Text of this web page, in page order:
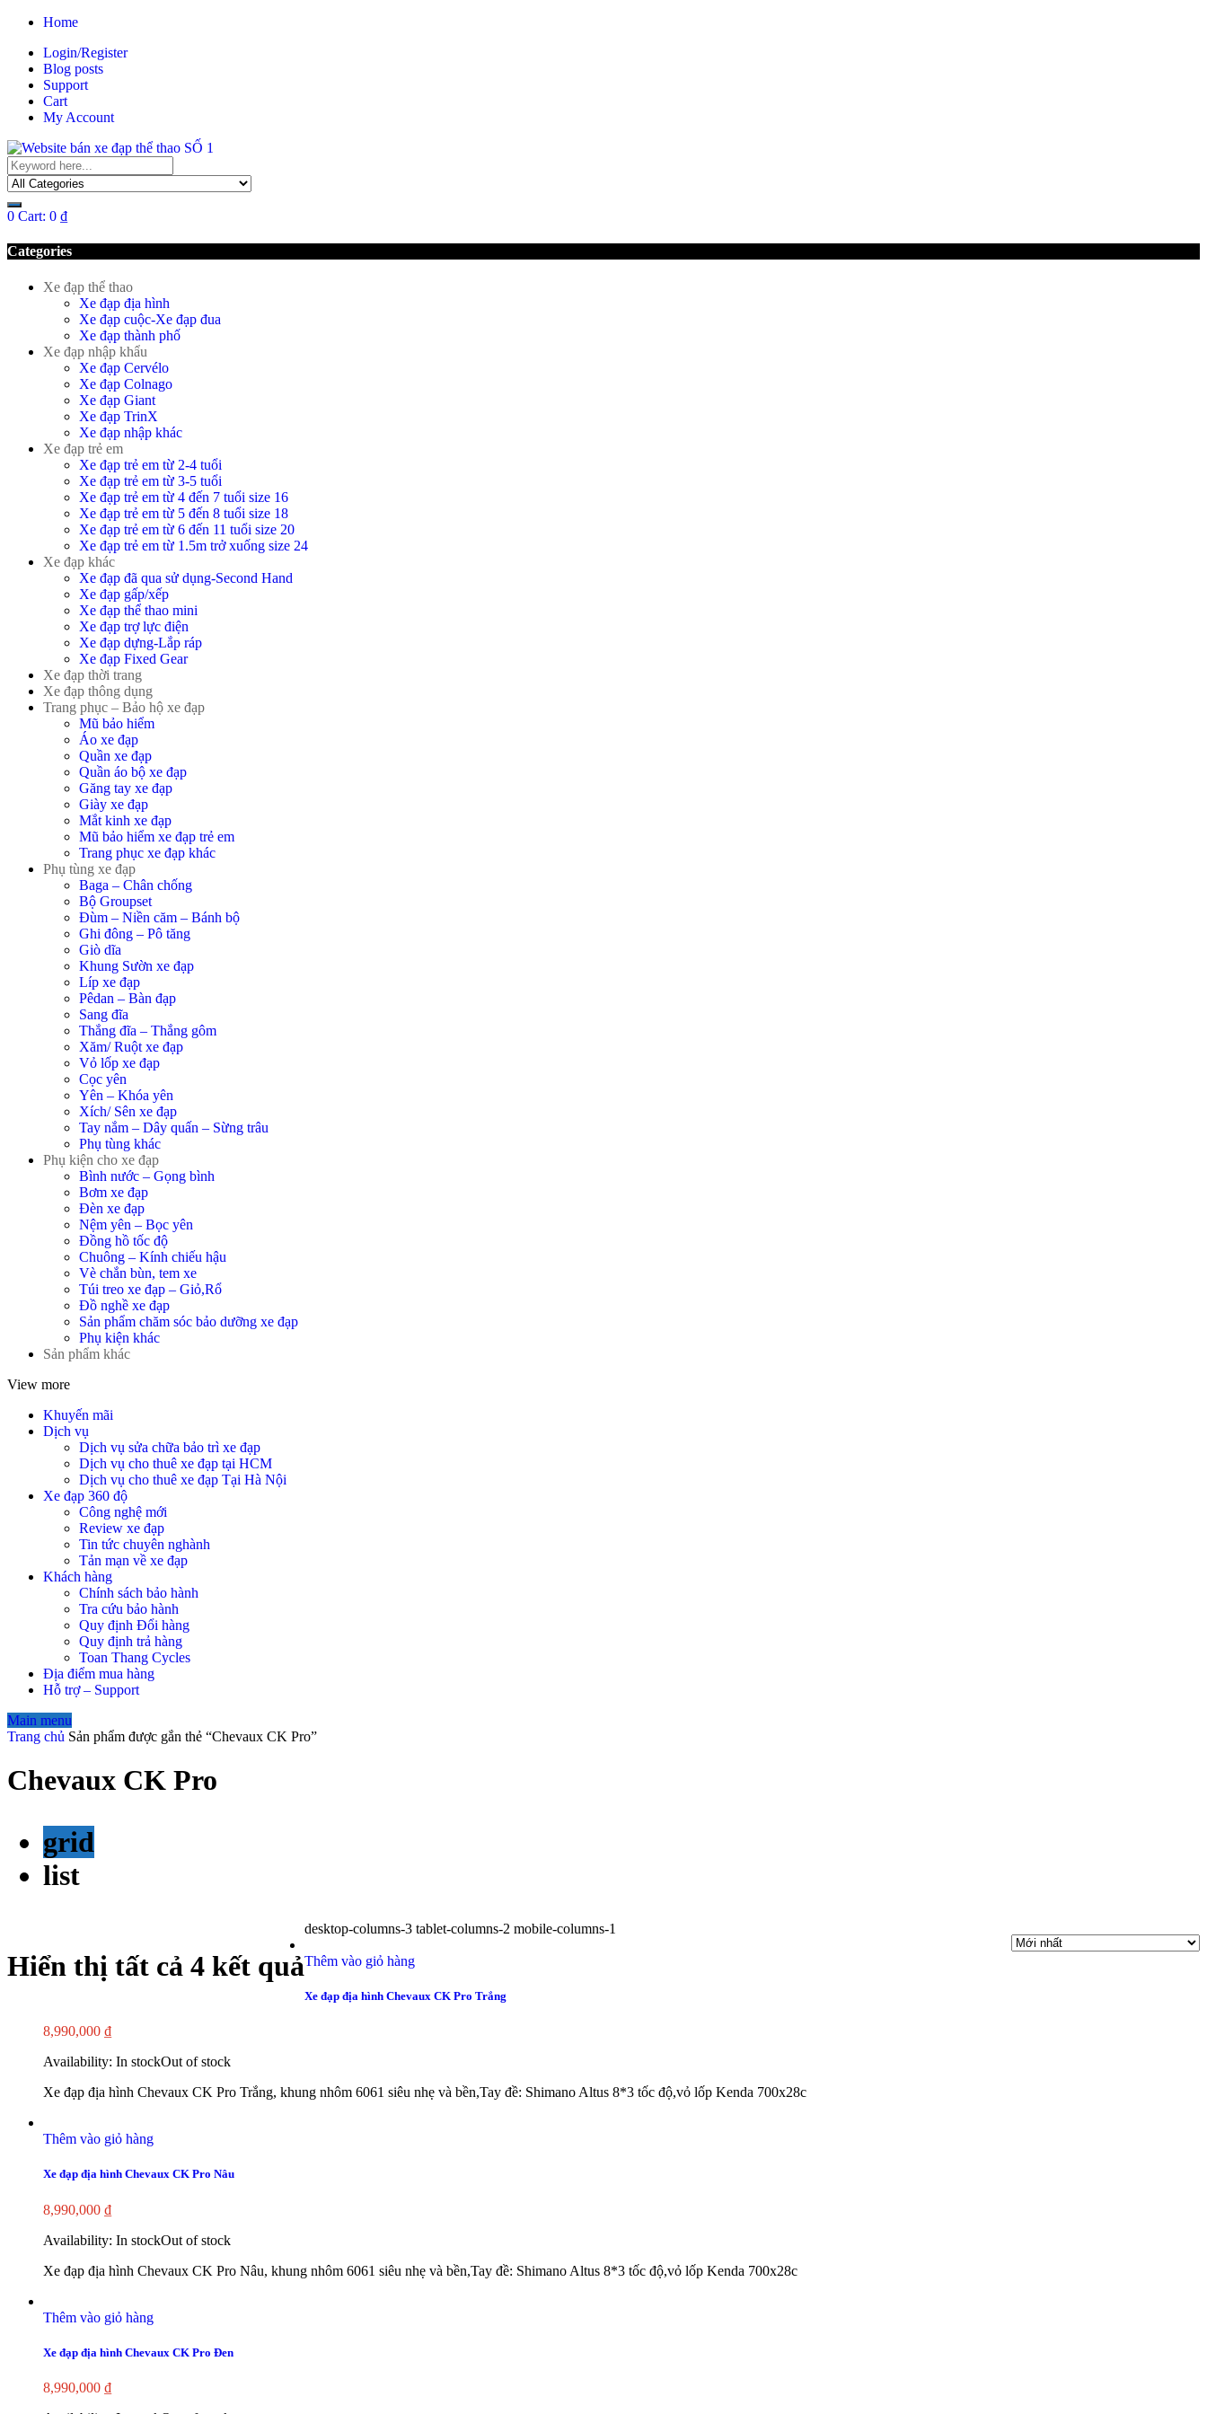
Home
Login/Register
Blog posts
Support
Cart
My Account
0 Cart: 0 ₫
Categories
Xe đạp thể thao
Xe đạp địa hình
Xe đạp cuộc-Xe đạp đua
Xe đạp thành phố
Xe đạp nhập khẩu
Xe đạp Cervélo
Xe đạp Colnago
Xe đạp Giant
Xe đạp TrinX
Xe đạp nhập khác
Xe đạp trẻ em
Xe đạp trẻ em từ 2-4 tuổi
Xe đạp trẻ em từ 3-5 tuổi
Xe đạp trẻ em từ 4 đến 7 tuổi size 16
Xe đạp trẻ em từ 5 đến 8 tuổi size 18
Xe đạp trẻ em từ 6 đến 11 tuổi size 20
Xe đạp trẻ em từ 1.5m trở xuống size 24
Xe đạp khác
Xe đạp đã qua sử dụng-Second Hand
Xe đạp gấp/xếp
Xe đạp thể thao mini
Xe đạp trợ lực điện
Xe đạp dựng-Lắp ráp
Xe đạp Fixed Gear
Xe đạp thời trang
Xe đạp thông dụng
Trang phục – Bảo hộ xe đạp
Mũ bảo hiểm
Áo xe đạp
Quần xe đạp
Quần áo bộ xe đạp
Găng tay xe đạp
Giày xe đạp
Mắt kinh xe đạp
Mũ bảo hiểm xe đạp trẻ em
Trang phục xe đạp khác
Phụ tùng xe đạp
Baga – Chân chống
Bộ Groupset
Đùm – Niền căm – Bánh bộ
Ghi đông – Pô tăng
Giò dĩa
Khung Sườn xe đạp
Líp xe đạp
Pêdan – Bàn đạp
Sang đĩa
Thắng đĩa – Thắng gôm
Xăm/ Ruột xe đạp
Vỏ lốp xe đạp
Cọc yên
Yên – Khóa yên
Xích/ Sên xe đạp
Tay nắm – Dây quấn – Sừng trâu
Phụ tùng khác
Phụ kiện cho xe đạp
Bình nước – Gọng bình
Bơm xe đạp
Đèn xe đạp
Nệm yên – Bọc yên
Đồng hồ tốc độ
Chuông – Kính chiếu hậu
Vè chắn bùn, tem xe
Túi treo xe đạp – Giỏ,Rổ
Đồ nghề xe đạp
Sản phẩm chăm sóc bảo dưỡng xe đạp
Phụ kiện khác
Sản phẩm khác
View more
Khuyến mãi
Dịch vụ
Dịch vụ sửa chữa bảo trì xe đạp
Dịch vụ cho thuê xe đạp tại HCM
Dịch vụ cho thuê xe đạp Tại Hà Nội
Xe đạp 360 độ
Công nghệ mới
Review xe đạp
Tin tức chuyên nghành
Tản mạn về xe đạp
Khách hàng
Chính sách bảo hành
Tra cứu bảo hành
Quy định Đổi hàng
Quy định trả hàng
Toan Thang Cycles
Địa điểm mua hàng
Hỗ trợ – Support
Main menu
Trang chủ Sản phẩm được gắn thẻ “Chevaux CK Pro”
Chevaux CK Pro
grid
list
Hiển thị tất cả 4 kết quả
desktop-columns-3 tablet-columns-2 mobile-columns-1
Thêm vào giỏ hàng
Xe đạp địa hình Chevaux CK Pro Trắng
8,990,000 ₫
Availability: In stockOut of stock
Xe đạp địa hình Chevaux CK Pro Trắng, khung nhôm 6061 siêu nhẹ và bền,Tay đề: Shimano Altus 8*3 tốc độ,vỏ lốp Kenda 700x28c
Thêm vào giỏ hàng
Xe đạp địa hình Chevaux CK Pro Nâu
8,990,000 ₫
Availability: In stockOut of stock
Xe đạp địa hình Chevaux CK Pro Nâu, khung nhôm 6061 siêu nhẹ và bền,Tay đề: Shimano Altus 8*3 tốc độ,vỏ lốp Kenda 700x28c
Thêm vào giỏ hàng
Xe đạp địa hình Chevaux CK Pro Đen
8,990,000 ₫